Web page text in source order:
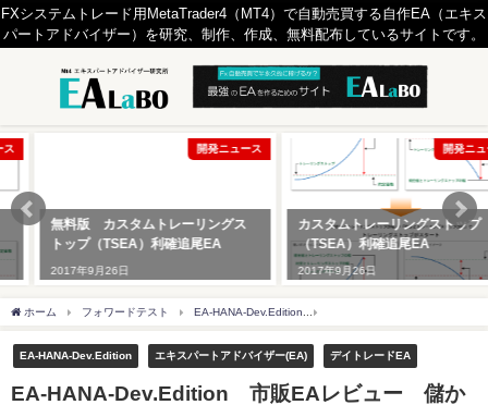
FXシステムトレード用MetaTrader4（MT4）で自動売買する自作EA（エキス
パートアドバイザー）を研究、制作、作成、無料配布しているサイトです。
開発ニュース
無料版 カスタムトレーリングス
トップ（TSEA）利確追尾EA
2017年9月26日
開発ニュース
カスタムトレーリングストップ
（TSEA）利確追尾EA
2017年9月26日
ホーム フォワードテスト EA-HANA-Dev.Edition
EA-HANA-Dev.Edition エキスパートアドバイザー(EA) デイトレードEA
EA-HANA-Dev.Edition 市販EAレビュー 儲か